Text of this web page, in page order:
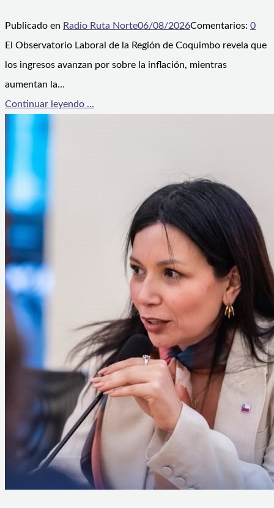
Publicado en Radio Ruta Norte06/08/2026Comentarios: 0
El Observatorio Laboral de la Región de Coquimbo revela que
los ingresos avanzan por sobre la inflación, mientras
aumentan la…
Continuar leyendo ...